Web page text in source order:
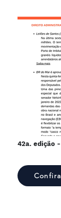
42a. edição -
Confira